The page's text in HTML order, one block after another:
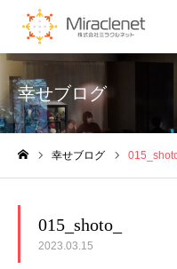
幸せブログ
幸せブログ
015_shoto_
2023.03.15